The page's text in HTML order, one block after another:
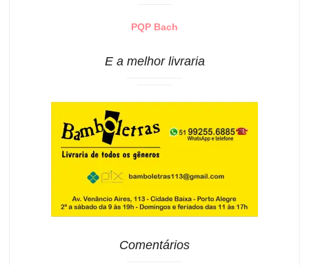
PQP Bach
E a melhor livraria
Comentários